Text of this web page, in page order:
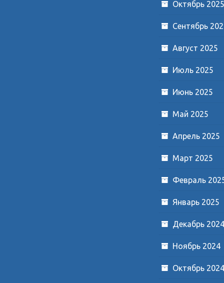
Октябрь 2025
Сентябрь
Август 2025
Июль 2025
Июнь 2025
Май 2025
Апрель 2025
Март 2025
Февраль
Январь 2025
Декабрь 2024
Ноябрь 2024
Октябрь 2024